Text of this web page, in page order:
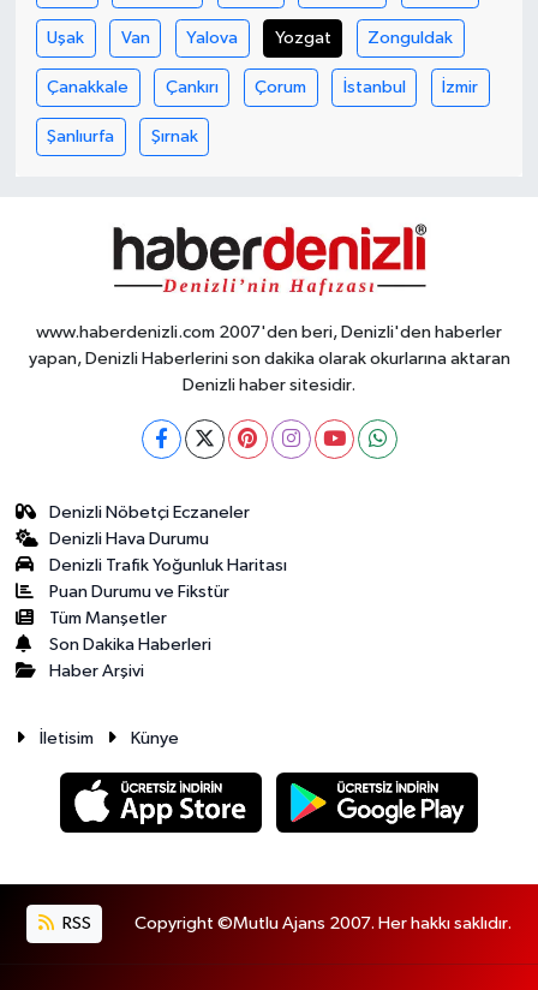
Uşak Van Yalova Yozgat Zonguldak
Çanakkale Çankırı Çorum İstanbul İzmir
Şanlıurfa Şırnak
www.haberdenizli.com 2007'den beri, Denizli'den haberler
yapan, Denizli Haberlerini son dakika olarak okurlarına aktaran
Denizli haber sitesidir.
Denizli Nöbetçi Eczaneler
Denizli Hava Durumu
Denizli Trafik Yoğunluk Haritası
Puan Durumu ve Fikstür
Tüm Manşetler
Son Dakika Haberleri
Haber Arşivi
İletisim Künye
RSS Copyright ©Mutlu Ajans 2007. Her hakkı saklıdır.